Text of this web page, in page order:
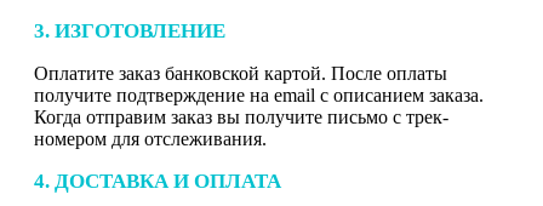
3. ИЗГОТОВЛЕНИЕ
Оплатите заказ банковской картой. После оплаты
получите подтверждение на email с описанием заказа.
Когда отправим заказ вы получите письмо с трек-
номером для отслеживания.
4. ДОСТАВКА И ОПЛАТА